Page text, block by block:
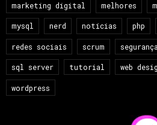
marketing digital melhores
mysql nerd notícias php
redes sociais scrum segurança
sql server tutorial web
wordpress